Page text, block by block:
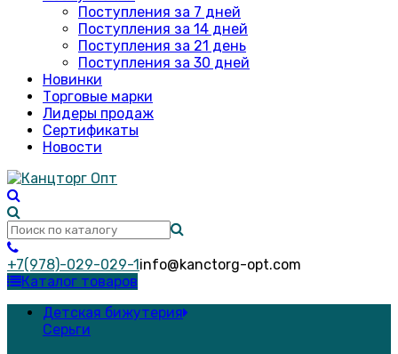
Поступления за 7 дней
Поступления за 14 дней
Поступления за 21 день
Поступления за 30 дней
Новинки
Торговые марки
Лидеры продаж
Сертификаты
Новости
+7(978)-029-029-1info@kanctorg-opt.com
Каталог товаров
Детская бижутерия
Серьги